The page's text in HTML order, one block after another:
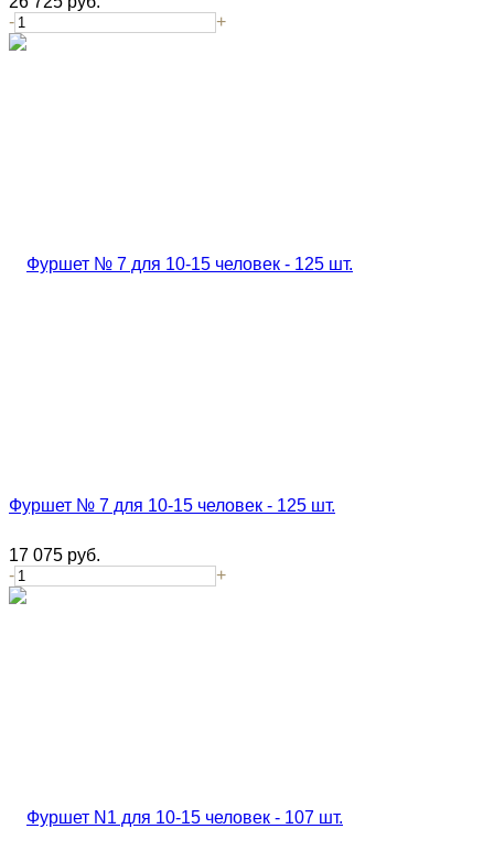
-
+
Фуршет № 7 для 10-15 человек - 125 шт.
17 075 руб.
-
+